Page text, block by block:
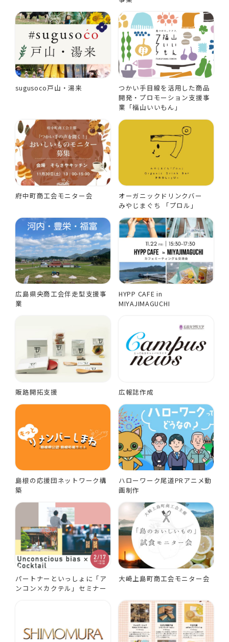
sugusoco戸山・湯来
つかい手目線を活用した商品
開発・プロモーション支援事
業「福山いいもん」
府中町商工会モニター会
オーガニックドリンクバー
みやじまぐち 「プロル」
広島県央商工会伴走型支援事
業
HYPP CAFE in
MIYAJIMAGUCHI
販路開拓支援 広報誌作成
島根の応援団ネットワーク構
築
ハローワーク尾道PRアニメ動
画制作
パートナーといっしょに「ア
ンコン×カクテル」セミナー
大崎上島町商工会モニター会